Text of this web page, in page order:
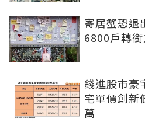
寄居蟹恐退
6800戶轉
錢進股市豪
宅單價創新
萬